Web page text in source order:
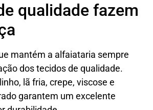
qualidade fazem
mantém a alfaiataria sempre
dos tecidos de qualidade.
lã fria, crepe, viscose e
garantem um excelente